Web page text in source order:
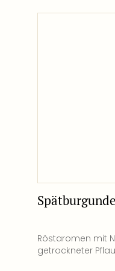
Röstaromen mit
getrockneter